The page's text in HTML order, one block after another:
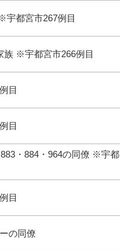
宇都宮市267例目
族 ※宇都宮市266例目
目
目
883・884・964の同僚 ※宇都
目
の同僚